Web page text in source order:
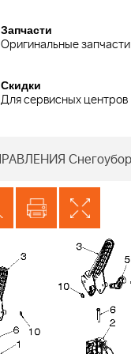
Запчасти
Оригинальные запчасти
Скидки
Для сервисных центров